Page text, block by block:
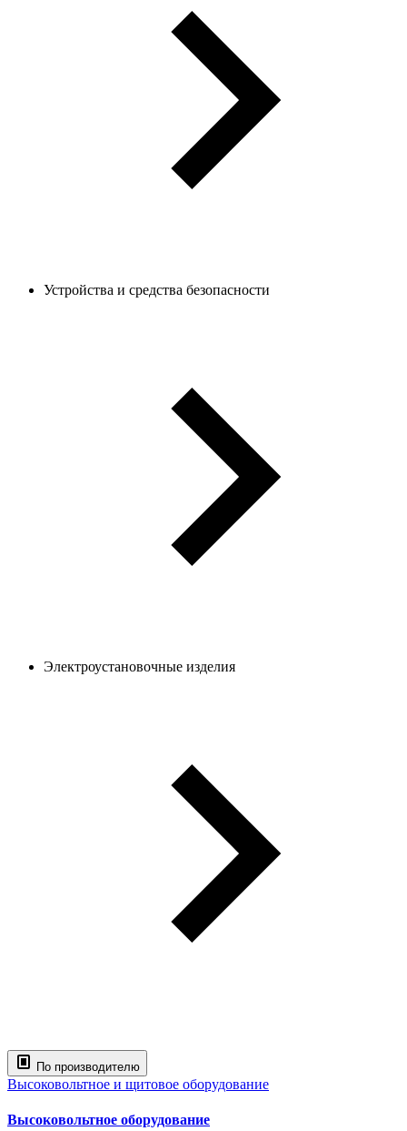
Устройства и средства безопасности
Электроустановочные изделия
По производителю
Высоковольтное и щитовое оборудование
Высоковольтное оборудование